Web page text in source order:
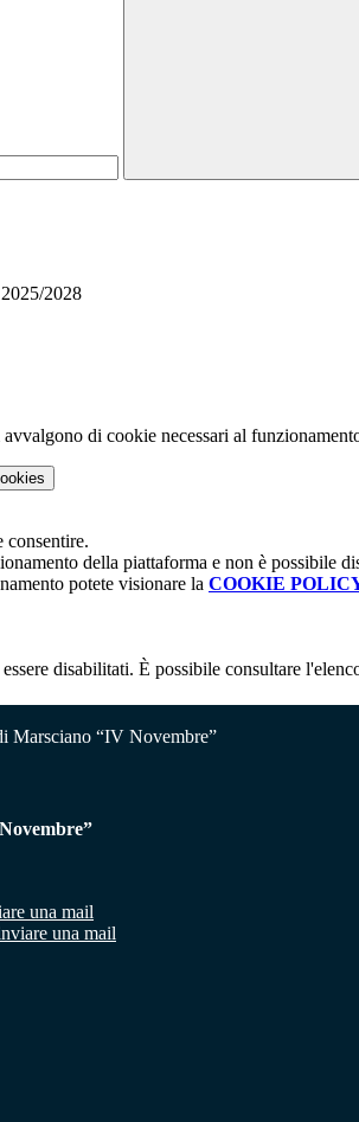
2028
di cookie necessari al
consentire.
della piattaforma e non è possibile
potete visionare la COOKIE
disabilitati. È possibile consultare
Marsciano “IV Novembre”
una mail
una mail